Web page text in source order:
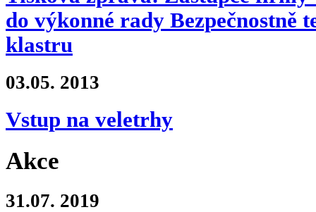
do výkonné rady Bezpečnostně
klastru
03.05. 2013
Vstup na veletrhy
Akce
31.07. 2019